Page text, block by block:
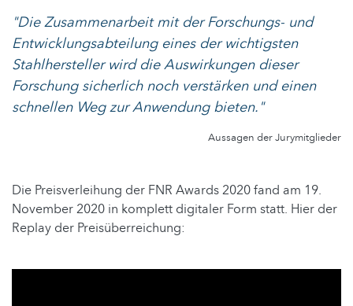
"Die Zusammenarbeit mit der Forschungs- und
Entwicklungsabteilung eines der wichtigsten
Stahlhersteller wird die Auswirkungen dieser
Forschung sicherlich noch verstärken und einen
schnellen Weg zur Anwendung bieten."
Aussagen der Jurymitglieder
Die Preisverleihung der FNR Awards 2020 fand am 19.
November 2020 in komplett digitaler Form statt. Hier der
Replay der Preisüberreichung: